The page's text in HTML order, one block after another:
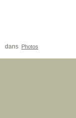
dans Photos